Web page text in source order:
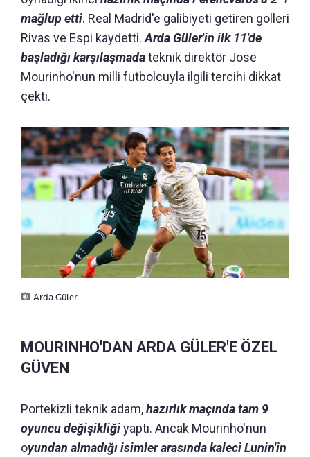
mağlup etti. Real Madrid'e galibiyeti getiren golleri
Rivas ve Espi kaydetti.Arda Güler'in ilk 11'de
başladığı karşılaşmadateknik direktör Jose
Mourinho'nun milli futbolcuyla ilgili tercihi dikkat
çekti.
Arda Güler
MOURINHO'DAN ARDA GÜLER'E ÖZEL
GÜVEN
Portekizli teknik adam,hazırlık maçında tam 9
oyuncu değişikliğiyaptı. Ancak Mourinho'nun
oyundan almadığı isimler arasında kaleci Lunin'in